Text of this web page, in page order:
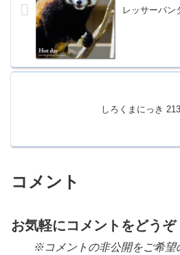
レッサーパン
しろくまにっき
コメント
お気軽にコメントをどうぞ
※コメントの非公開をご希望